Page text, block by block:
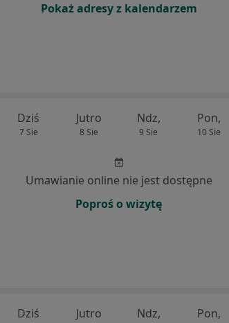
Pokaż adresy z kalendarzem
Dziś
7 Sie
Jutro
8 Sie
Ndz,
9 Sie
Pon,
10 Sie
Umawianie online nie jest dostępne
Poproś o wizytę
Dziś Jutro Ndz, Pon,